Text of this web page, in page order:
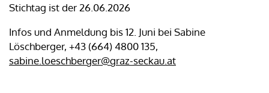
Stichtag ist der 26.06.2026
Infos und Anmeldung bis 12. Juni bei Sabine
Löschberger, +43 (664) 4800 135,
sabine.loeschberger@graz-seckau.at